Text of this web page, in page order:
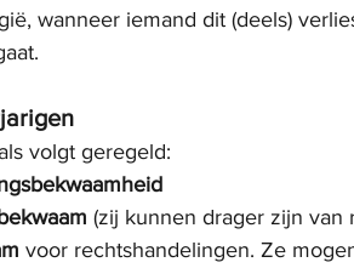
wanneer iemand dit (deels)
volgt geregeld:
(zij kunnen drager zijn van
voor rechtshandelingen. Ze